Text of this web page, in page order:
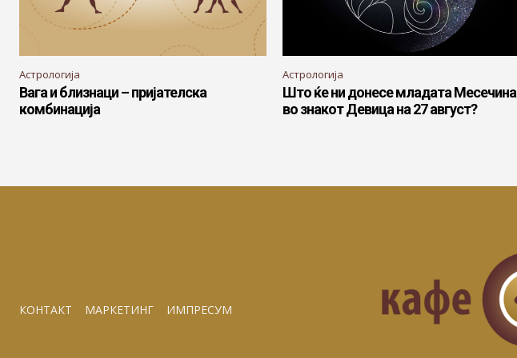
Астрологија
Вага и близнаци – пријателска
комбинација
Астрологија
Што ќе ни донесе младата Месечина
во знакот Девица на 27 август?
КОНТАКТ МАРКЕТИНГ ИМПРЕСУМ